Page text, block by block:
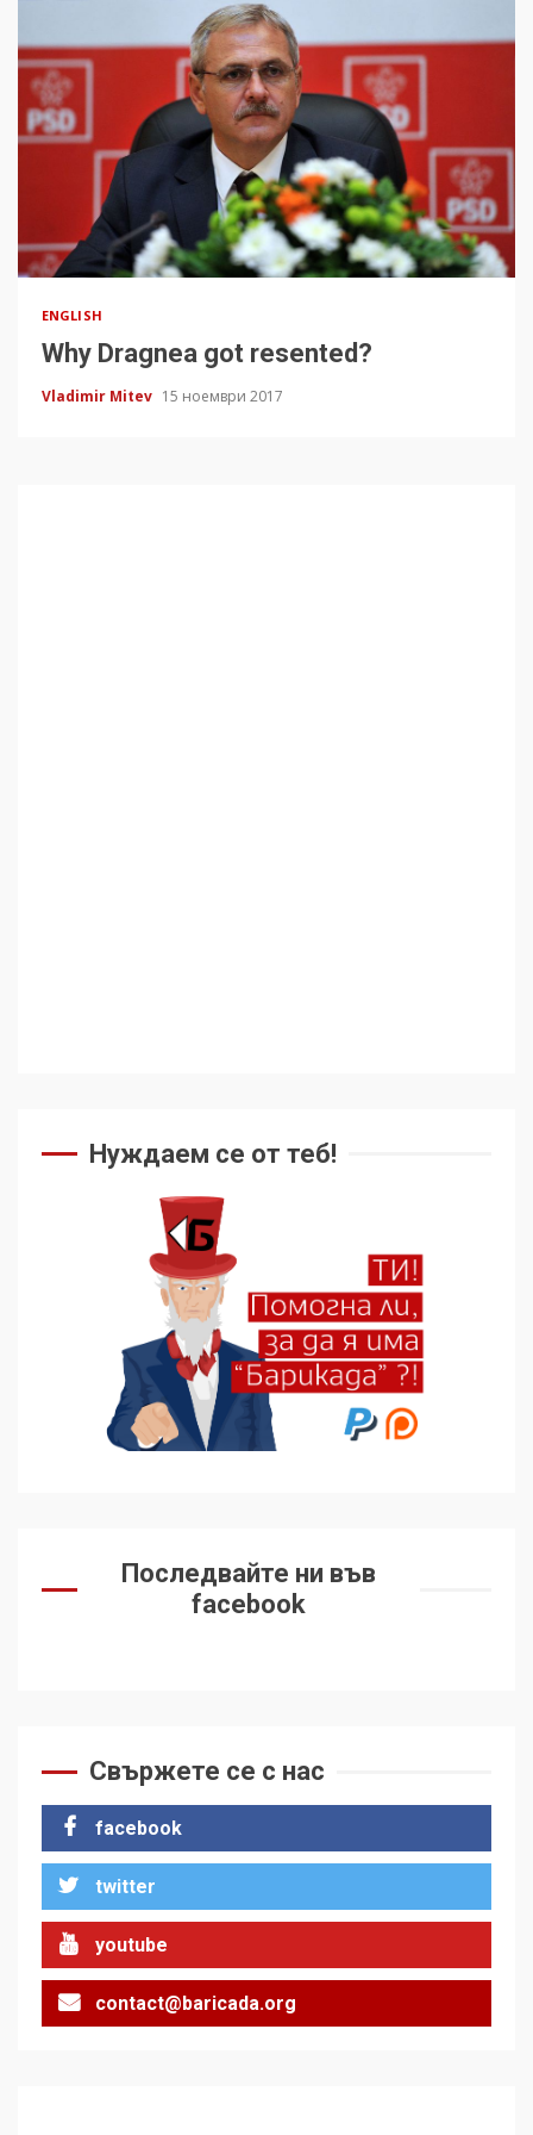
ENGLISH
Why Dragnea got resented?
Vladimir Mitev 15 ноември 2017
Нуждаем се от теб!
Последвайте ни във
facebook
Свържете се с нас
facebook
twitter
youtube
contact@baricada.org